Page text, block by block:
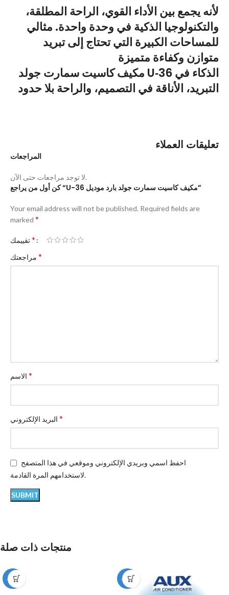
لأنه يجمع بين الأداء القوي، الراحة المطلقة،
والتكنولوجيا الذكية في وحدة واحدة. مثالي
للمساحات الكبيرة التي تحتاج إلى تبريد
متوازن وكفاءة متميزة
مكيف كاسيت سمارت جولد U‑36 الذكاء في
التبريد، الأناقة في التصميم، والراحة بلا حدود
تعليقات العملاء
المراجعات
لا توجد مراجعات حتى الآن.
كن أول من يراجع “U-36 مكيف كاسيت سمارت جولد بارد موديل”
Your email address will not be published. Required fields are
marked *
*
*
*
*
احفظ اسمي وبريدي الإلكتروني وموقعي في هذا المتصفح
لاستخدامهم المرة القادمة.
منتجات ذات صلة
-12% -12%